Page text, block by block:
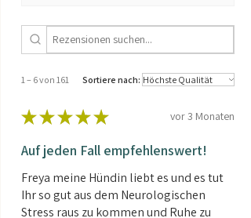
1 – 6 von 161 Sortiere nach:
★ ★ ★ ★ ★ vor 3 Monaten
Auf jeden Fall empfehlenswert!
Freya meine Hündin liebt es und es tut
Ihr so gut aus dem Neurologischen
Stress raus zu kommen und Ruhe zu